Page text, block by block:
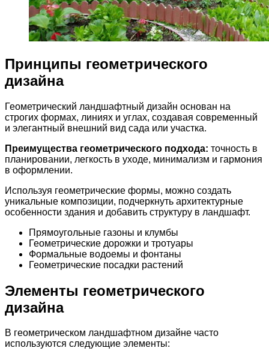
Принципы геометрического
дизайна
Геометрический ландшафтный дизайн основан на
строгих формах, линиях и углах, создавая современный
и элегантный внешний вид сада или участка.
Преимущества геометрического подхода: точность в
планировании, легкость в уходе, минимализм и гармония
в оформлении.
Используя геометрические формы, можно создать
уникальные композиции, подчеркнуть архитектурные
особенности здания и добавить структуру в ландшафт.
Прямоугольные газоны и клумбы
Геометрические дорожки и тротуары
Формальные водоемы и фонтаны
Геометрические посадки растений
Элементы геометрического
дизайна
В геометрическом ландшафтном дизайне часто
используются следующие элементы: